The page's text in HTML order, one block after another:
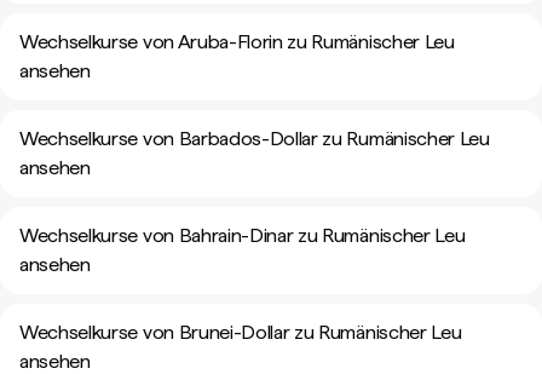
Wechselkurse von Aruba-Florin zu Rumänischer Leu
ansehen
Wechselkurse von Barbados-Dollar zu Rumänischer Leu
ansehen
Wechselkurse von Bahrain-Dinar zu Rumänischer Leu
ansehen
Wechselkurse von Brunei-Dollar zu Rumänischer Leu
ansehen